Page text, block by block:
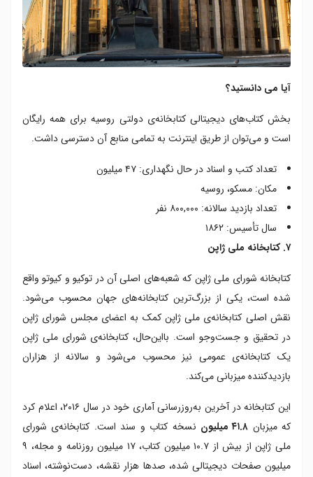
آیا می دانستید؟
بخش کتاب‌های دیجیتالی کتابخانه‌ی دولتی روسیه برای همه رایگان
است و می‌توان از طریق اینترنت به تمامی منابع آن دسترسی داشت.
تعداد کتب و اسناد در حال نگهداری: ۴۷ میلیون
مکان: مسکو، روسیه
تعداد بازدید سالانه: ۸۰۰,۰۰۰ نفر
سال تأسیس: ۱۸۶۲
۷. کتابخانه ملی ژاپن
کتابخانه شورای ملی ژاپن که شعبه‌های اصلی آن در توکیو و کیوتو واقع
شده است، یکی از بزرگ‌ترین کتابخانه‌های جهان محسوب می‌شود.
نقش اصلی کتابخانه‌ی ملی ژاپن کمک به اعضای مجلس شورای ژاپن
در تحقیق و جست‌وجو است. بااین‌حال، کتابخانه‌ی شورای ملی ژاپن
یک کتابخانه‌ی عمومی نیز محسوب می‌شود و سالانه از هزاران
بازدیدکننده میزبانی می‌کند.
این کتابخانه در آخرین به‌روزرسانی آماری خود در سال ۲۰۱۶، اعلام کرد
که میزبان ۴۱.۸ میلیون
نسخه کتاب و سند است. کتابخانه‌ی شورای
ملی ژاپن از بیش از ۱۰.۷ میلیون کتاب، ۱۷ میلیون روزنامه و مجله، ۹
میلیون صفحات دیجیتالی شده، صدها هزار نقشه، دست‌نوشته، اسناد